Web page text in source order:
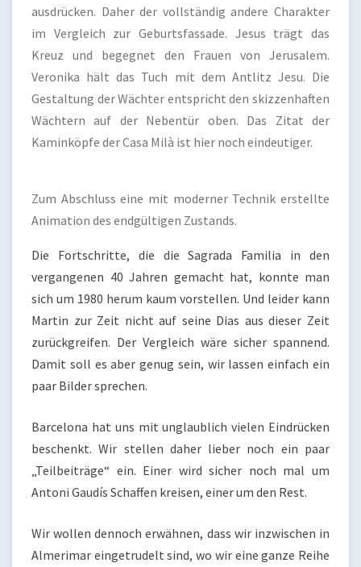
ausdrücken. Daher der vollständig andere Charakter
im Vergleich zur Geburtsfassade. Jesus trägt das
Kreuz und begegnet den Frauen von Jerusalem.
Veronika hält das Tuch mit dem Antlitz Jesu. Die
Gestaltung der Wächter entspricht den skizzenhaften
Wächtern auf der Nebentür oben. Das Zitat der
Kaminköpfe der Casa Milà ist hier noch eindeutiger.
Zum Abschluss eine mit moderner Technik erstellte
Animation des endgültigen Zustands.
Die Fortschritte, die die Sagrada Familia in den
vergangenen 40 Jahren gemacht hat, konnte man
sich um 1980 herum kaum vorstellen. Und leider kann
Martin zur Zeit nicht auf seine Dias aus dieser Zeit
zurückgreifen. Der Vergleich wäre sicher spannend.
Damit soll es aber genug sein, wir lassen einfach ein
paar Bilder sprechen.
Barcelona hat uns mit unglaublich vielen Eindrücken
beschenkt. Wir stellen daher lieber noch ein paar
„Teilbeiträge“ ein. Einer wird sicher noch mal um
Antoni Gaudís Schaffen kreisen, einer um den Rest.
Wir wollen dennoch erwähnen, dass wir inzwischen in
Almerimar eingetrudelt sind, wo wir eine ganze Reihe